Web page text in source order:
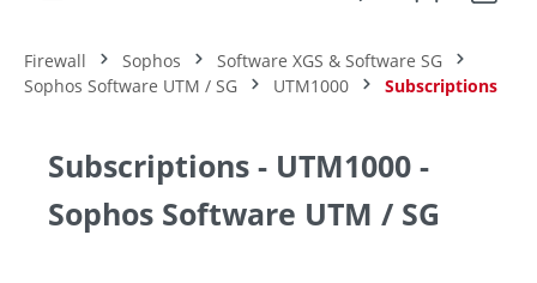
Firewall Sophos
Software XGS & Software SG
Sophos Software UTM / SG
UTM1000 Subscriptions
Subscriptions - UTM1000 -
Sophos Software UTM / SG